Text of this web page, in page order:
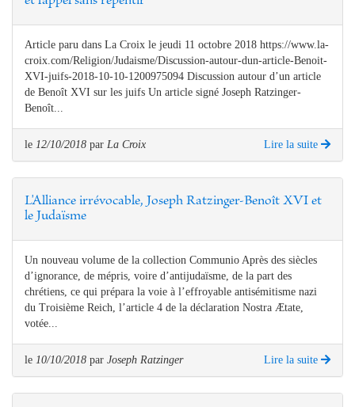
Article paru dans La Croix le jeudi 11 octobre 2018 https://www.la-
croix.com/Religion/Judaisme/Discussion-autour-dun-article-Benoit-
XVI-juifs-2018-10-10-1200975094 Discussion autour d’un article
de Benoît XVI sur les juifs Un article signé Joseph Ratzinger-
Benoît...
le 12/10/2018 par La Croix Lire la suite
L'Alliance irrévocable, Joseph Ratzinger-Benoît XVI et
le Judaïsme
Un nouveau volume de la collection Communio Après des siècles
d’ignorance, de mépris, voire d’antijudaïsme, de la part des
chrétiens, ce qui prépara la voie à l’effroyable antisémitisme nazi
du Troisième Reich, l’article 4 de la déclaration Nostra Ætate,
votée...
le 10/10/2018 par Joseph Ratzinger Lire la suite